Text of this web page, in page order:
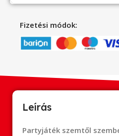
Fizetési módok:
Leírás
Partyjáték szemtől